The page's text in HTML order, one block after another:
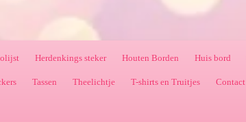
Herdenkings steker Houten Borden Huis bord
Tassen Theelichtje T-shirts en Truitjes Contact